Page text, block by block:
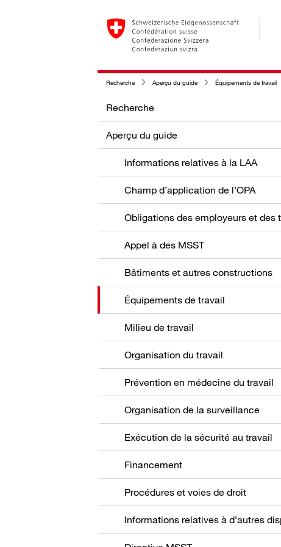
Recherche Aperçu du guide Équipements de travail
Recherche
Aperçu du guide
Informations relatives à la LAA
Champ d’application de l’OPA
Appel à des MSST
Bâtiments et autres constructions
Équipements de travail
Milieu de travail
Organisation du travail
Prévention en médecine du travail
Organisation de la surveillance
Exécution de la sécurité au travail
Financement
Procédures et voies de droit